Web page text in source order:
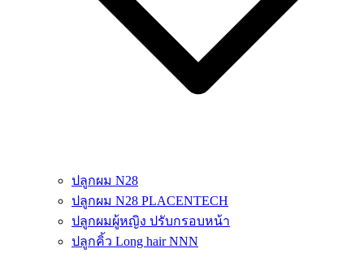
ปลูกผม N28
ปลูกผม N28 PLACENTECH
ปลูกผมผู้หญิง ปรับกรอบหน้า
ปลูกคิ้ว Long hair NNN